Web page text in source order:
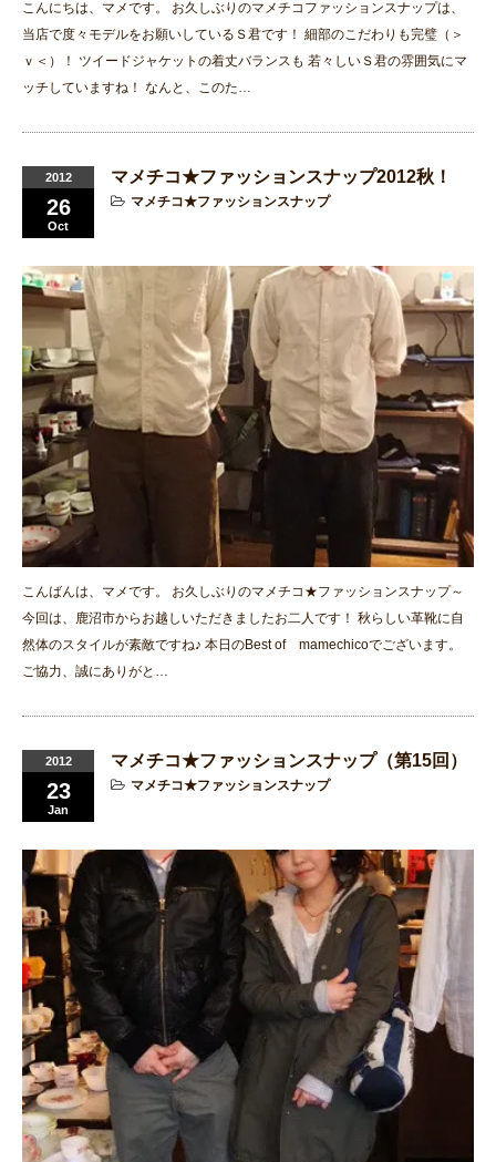
こんにちは、マメです。 お久しぶりのマメチコファッションスナップは、
当店で度々モデルをお願いしているＳ君です！ 細部のこだわりも完璧（＞
ｖ＜）！ ツイードジャケットの着丈バランスも 若々しいＳ君の雰囲気にマ
ッチしていますね！ なんと、このた…
2012
26
Oct
マメチコ★ファッションスナップ2012秋！
マメチコ★ファッションスナップ
こんばんは、マメです。 お久しぶりのマメチコ★ファッションスナップ～
今回は、鹿沼市からお越しいただきましたお二人です！ 秋らしい革靴に自
然体のスタイルが素敵ですね♪ 本日のBest of mamechicoでございます。
ご協力、誠にありがと…
2012
23
Jan
マメチコ★ファッションスナップ（第15回）
マメチコ★ファッションスナップ